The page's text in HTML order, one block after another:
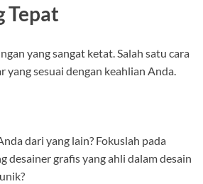
Tepat
yang sangat ketat. Salah satu cara
sesuai dengan keahlian Anda.
dari yang lain? Fokuslah pada
desainer grafis yang ahli dalam desain